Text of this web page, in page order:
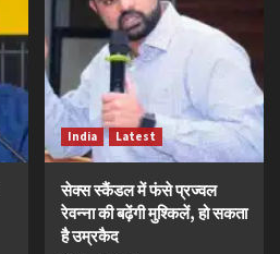
India Latest
सेक्स स्कैंडल में फंसे प्रज्वल
रेवन्ना की बढ़ेंगी मुश्किलें, हो सकता
है उम्रकैद